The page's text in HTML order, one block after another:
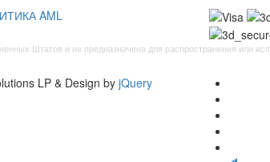
AML
Штатов и не предназначена для распространения или
LP & Design by jQuery